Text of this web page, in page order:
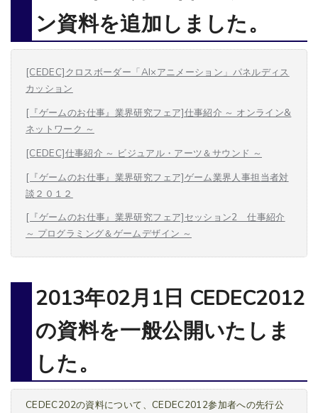
ン資料を追加しました。
[CEDEC]クロスボーダー「AI×アニメーション」パネルディス
カッション
[『ゲームのお仕事』業界研究フェア]仕事紹介 ～ オンライン&
ネットワーク ～
[CEDEC]仕事紹介 ～ ビジュアル・アーツ＆サウンド ～
[『ゲームのお仕事』業界研究フェア]ゲーム業界人事担当者対
談２０１２
[『ゲームのお仕事』業界研究フェア]セッション2 仕事紹介
～ プログラミング＆ゲームデザイン ～
2013年02月1日 CEDEC2012
の資料を一般公開いたしま
した。
CEDEC202の資料について、CEDEC2012参加者への先行公